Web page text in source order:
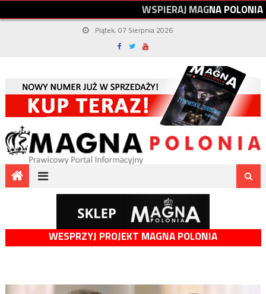
WSPIERAJMAGNAPOLONIA
Piątek, 07 Sierpnia 2026
WESPRZYJ PROJEKT MAGNA POLONIA